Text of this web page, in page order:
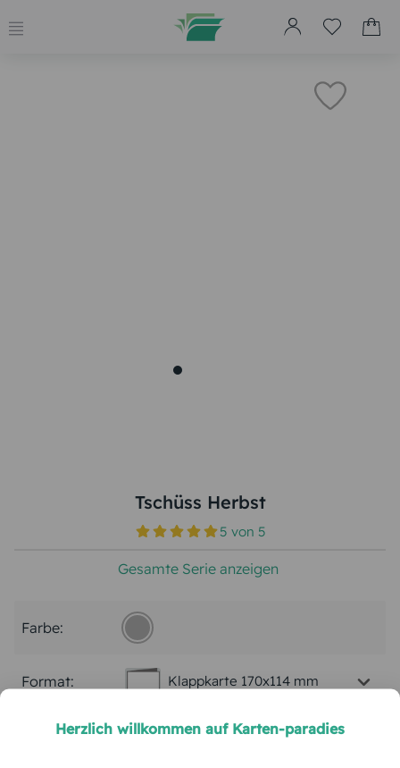
Tschüss Herbst
5 von 5
Gesamte Serie anzeigen
Farbe:
Format: Klappkarte 170x114 mm
Papierart: Bilderdruck
Herzlich willkommen auf Karten-paradies